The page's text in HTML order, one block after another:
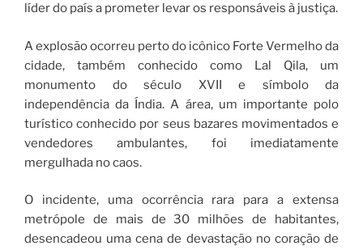
líder do país a prometer levar os responsáveis ​​à justiça.
A explosão ocorreu perto do icônico Forte Vermelho da
cidade, também conhecido como Lal Qila, um
monumento do século XVII e símbolo da
independência da Índia. A área, um importante polo
turístico conhecido por seus bazares movimentados e
vendedores ambulantes, foi imediatamente
mergulhada no caos.
O incidente, uma ocorrência rara para a extensa
metrópole de mais de 30 milhões de habitantes,
desencadeou uma cena de devastação no coração de